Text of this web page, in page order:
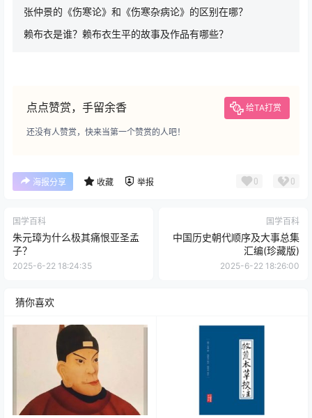
张仲景的《伤寒论》和《伤寒杂病论》的区别在哪？
赖布衣是谁？赖布衣生平的故事及作品有哪些？
点点赞赏，手留余香 给TA打赏
还没有人赞赏，快来当第一个赞赏的人吧！
海报分享 收藏 举报 0 0
国学百科
朱元璋为什么极其痛恨亚圣孟
子？
2025-6-22 18:24:35
国学百科
中国历史朝代顺序及大事总集
汇编(珍藏版)
2025-6-22 18:26:00
猜你喜欢